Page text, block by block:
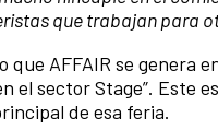
que trabajan para
AFFAIR se genera
el sector Stage”. Este
de esa feria.